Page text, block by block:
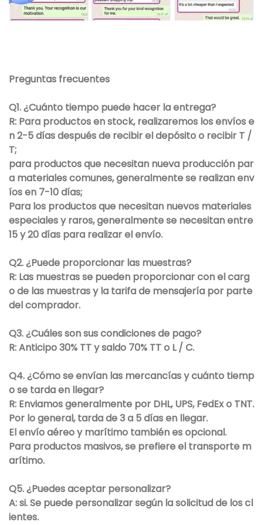
Preguntas frecuentes
Q1. ¿Cuánto tiempo puede hacer la entrega?
R: Para productos en stock, realizaremos los envíos e
n 2-5 días después de recibir el depósito o recibir T /
T;
para productos que necesitan nueva producción par
a materiales comunes, generalmente se realizan env
íos en 7-10 días;
Para los productos que necesitan nuevos materiales
especiales y raros, generalmente se necesitan entre
15 y 20 días para realizar el envío.
Q2. ¿Puede proporcionar las muestras?
R: Las muestras se pueden proporcionar con el carg
o de las muestras y la tarifa de mensajería por parte
del comprador.
Q3. ¿Cuáles son sus condiciones de pago?
R: Anticipo 30% TT y saldo 70% TT o L / C.
Q4. ¿Cómo se envían las mercancías y cuánto tiemp
o se tarda en llegar?
R: Enviamos generalmente por DHL, UPS, FedEx o TNT.
Por lo general, tarda de 3 a 5 días en llegar.
El envío aéreo y marítimo también es opcional.
Para productos masivos, se prefiere el transporte m
arítimo.
Q5. ¿Puedes aceptar personalizar?
A: si. Se puede personalizar según la solicitud de los cl
ientes.